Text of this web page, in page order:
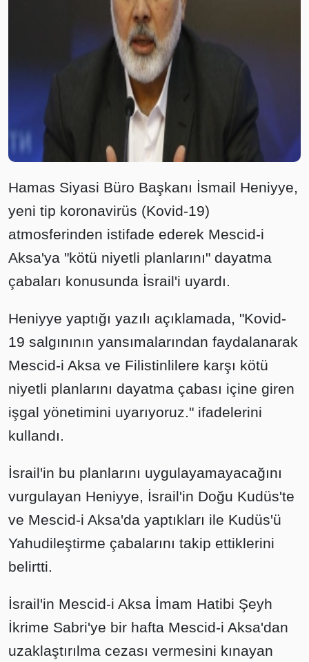
Hamas Siyasi Büro Başkanı İsmail Heniyye,
yeni tip koronavirüs (Kovid-19)
atmosferinden istifade ederek Mescid-i
Aksa'ya "kötü niyetli planlarını" dayatma
çabaları konusunda İsrail'i uyardı.
Heniyye yaptığı yazılı açıklamada, "Kovid-
19 salgınının yansımalarından faydalanarak
Mescid-i Aksa ve Filistinlilere karşı kötü
niyetli planlarını dayatma çabası içine giren
işgal yönetimini uyarıyoruz." ifadelerini
kullandı.
İsrail'in bu planlarını uygulayamayacağını
vurgulayan Heniyye, İsrail'in Doğu Kudüs'te
ve Mescid-i Aksa'da yaptıkları ile Kudüs'ü
Yahudileştirme çabalarını takip ettiklerini
belirtti.
İsrail'in Mescid-i Aksa İmam Hatibi Şeyh
İkrime Sabri'ye bir hafta Mescid-i Aksa'dan
uzaklaştırılma cezası vermesini kınayan